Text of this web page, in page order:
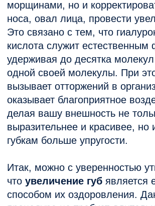
известных современных производителей –
сопровождается обезболиванием. Результат
появляется моментально, но окончательно
его можно будет оценить после того, как
равномерно распределится препарат,
исчезнут следы уколов покраснение в
области рта. На это потребуется около
суток. Подобный эффект сохраняется в
среднем от 6 месяцев до полутора лет.
Если вы передумали и решили вернуть
свой прежний внешний вид, то вам могут
ввести препарат ускоряющий выведение из
организма гиалуроновой кислоты.
Увеличение губпроводится специалистами